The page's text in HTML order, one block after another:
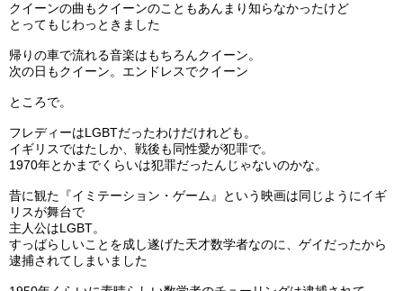
クイーンの曲もクイーンのこともあんまり知らなかったけど
とってもじわっときました
帰りの車で流れる音楽はもちろんクイーン。
次の日もクイーン。エンドレスでクイーン
ところで。
フレディーはLGBTだったわけだけれども。
イギリスではたしか、戦後も同性愛が犯罪で。
1970年とかまでくらいは犯罪だったんじゃないのかな。
昔に観た『イミテーション・ゲーム』という映画は同じようにイギ
リスが舞台で
主人公はLGBT。
すっばらしいことを成し遂げた天才数学者なのに、ゲイだったから
逮捕されてしまいました